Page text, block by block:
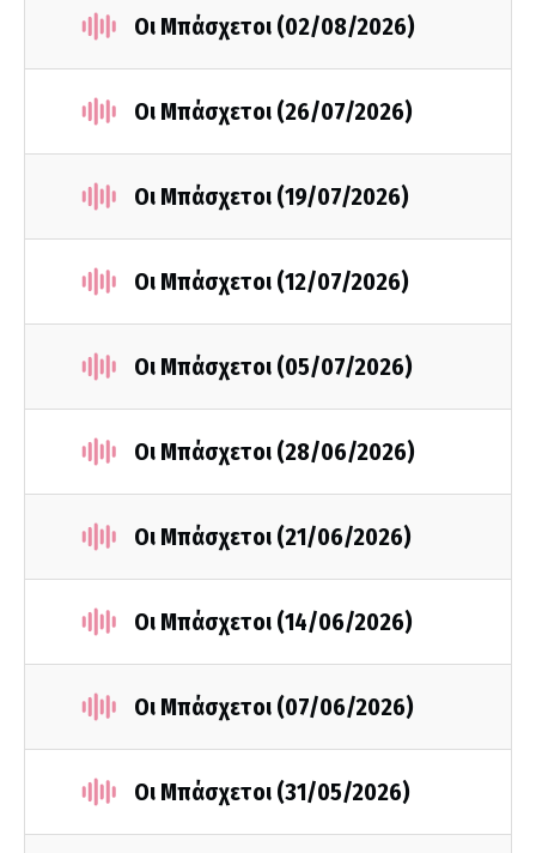
Οι Μπάσχετοι (02/08/2026)
Οι Μπάσχετοι (26/07/2026)
Οι Μπάσχετοι (19/07/2026)
Οι Μπάσχετοι (12/07/2026)
Οι Μπάσχετοι (05/07/2026)
Οι Μπάσχετοι (28/06/2026)
Οι Μπάσχετοι (21/06/2026)
Οι Μπάσχετοι (14/06/2026)
Οι Μπάσχετοι (07/06/2026)
Οι Μπάσχετοι (31/05/2026)